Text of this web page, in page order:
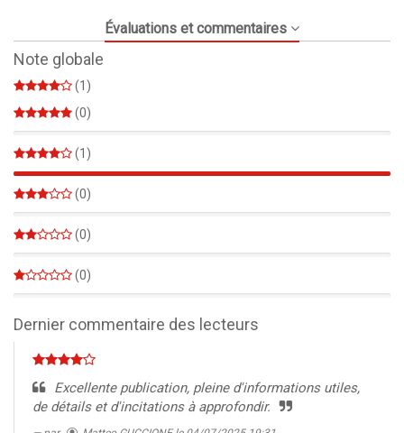
Évaluations et commentaires
Note globale
(1)
(0)
(1)
100%
(0)
(0)
(0)
Dernier commentaire des lecteurs
Excellente publication, pleine d'informations utiles,
de détails et d'incitations à approfondir.